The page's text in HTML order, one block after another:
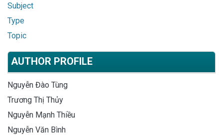
Subject
Type
Topic
AUTHOR PROFILE
Nguyễn Đào Tùng
Trương Thị Thủy
Nguyễn Mạnh Thiều
Nguyễn Văn Bình